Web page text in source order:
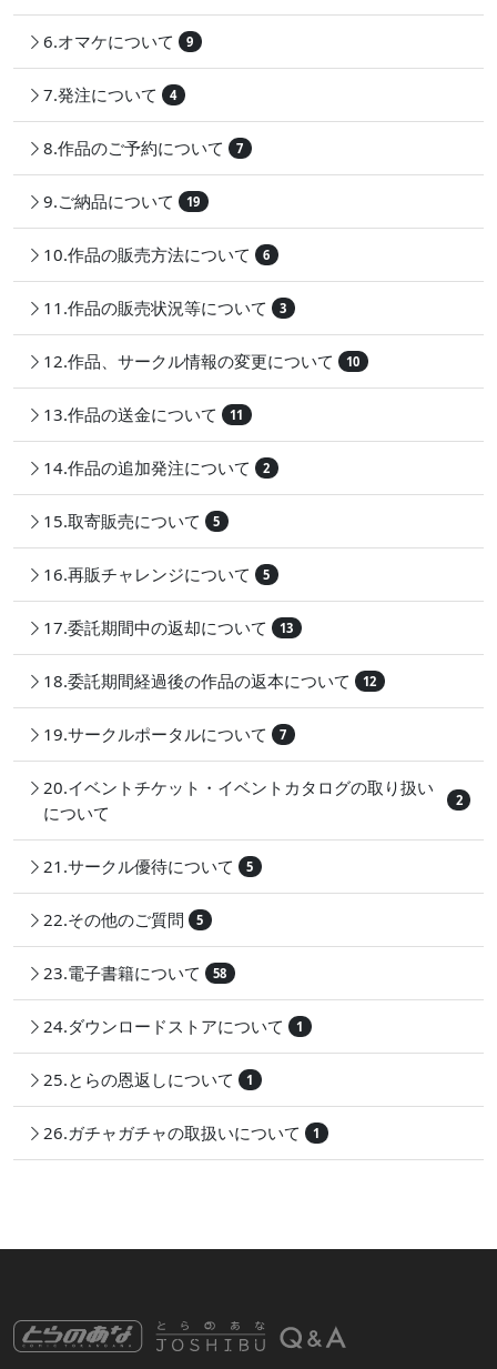
6.オマケについて 9
7.発注について 4
8.作品のご予約について 7
9.ご納品について 19
10.作品の販売方法について 6
11.作品の販売状況等について 3
12.作品、サークル情報の変更について 10
13.作品の送金について 11
14.作品の追加発注について 2
15.取寄販売について 5
16.再販チャレンジについて 5
17.委託期間中の返却について 13
18.委託期間経過後の作品の返本について 12
19.サークルポータルについて 7
20.イベントチケット・イベントカタログの取り扱い
について
2
21.サークル優待について 5
22.その他のご質問 5
23.電子書籍について 58
24.ダウンロードストアについて 1
25.とらの恩返しについて 1
26.ガチャガチャの取扱いについて 1